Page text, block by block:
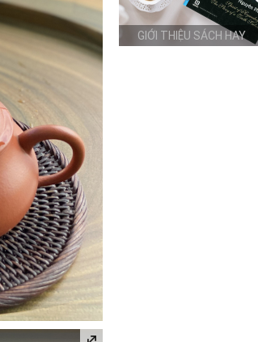
GIỚI THIỆU SÁCH HAY